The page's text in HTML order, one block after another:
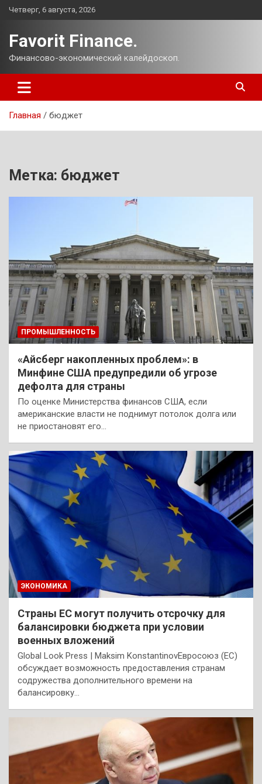
Перейти
Четверг, 6 августа, 2026
Favorit Finance.
Финансово-экономический калейдоскоп.
Главная бюджет
Метка: бюджет
ПРОМЫШЛЕННОСТЬ
«Айсберг накопленных проблем»: в
Минфине США предупредили об угрозе
дефолта для страны
По оценке Министерства финансов США, если
американские власти не поднимут потолок долга или
не приостановят его…
ЭКОНОМИКА
Страны ЕС могут получить отсрочку для
балансировки бюджета при условии
военных вложений
Global Look Press | Maksim KonstantinovЕвросоюз (ЕС)
обсуждает возможность предоставления странам
содружества дополнительного времени на
балансировку…